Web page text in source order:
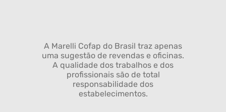
A Marelli Cofap do Brasil traz apenas
uma sugestão de revendas e oficinas.
A qualidade dos trabalhos e dos
profissionais são de total
responsabilidade dos
estabelecimentos.